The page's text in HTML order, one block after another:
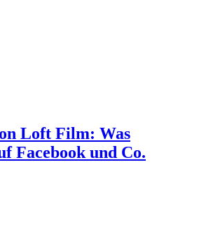
Loft Film: Was
Facebook und Co.